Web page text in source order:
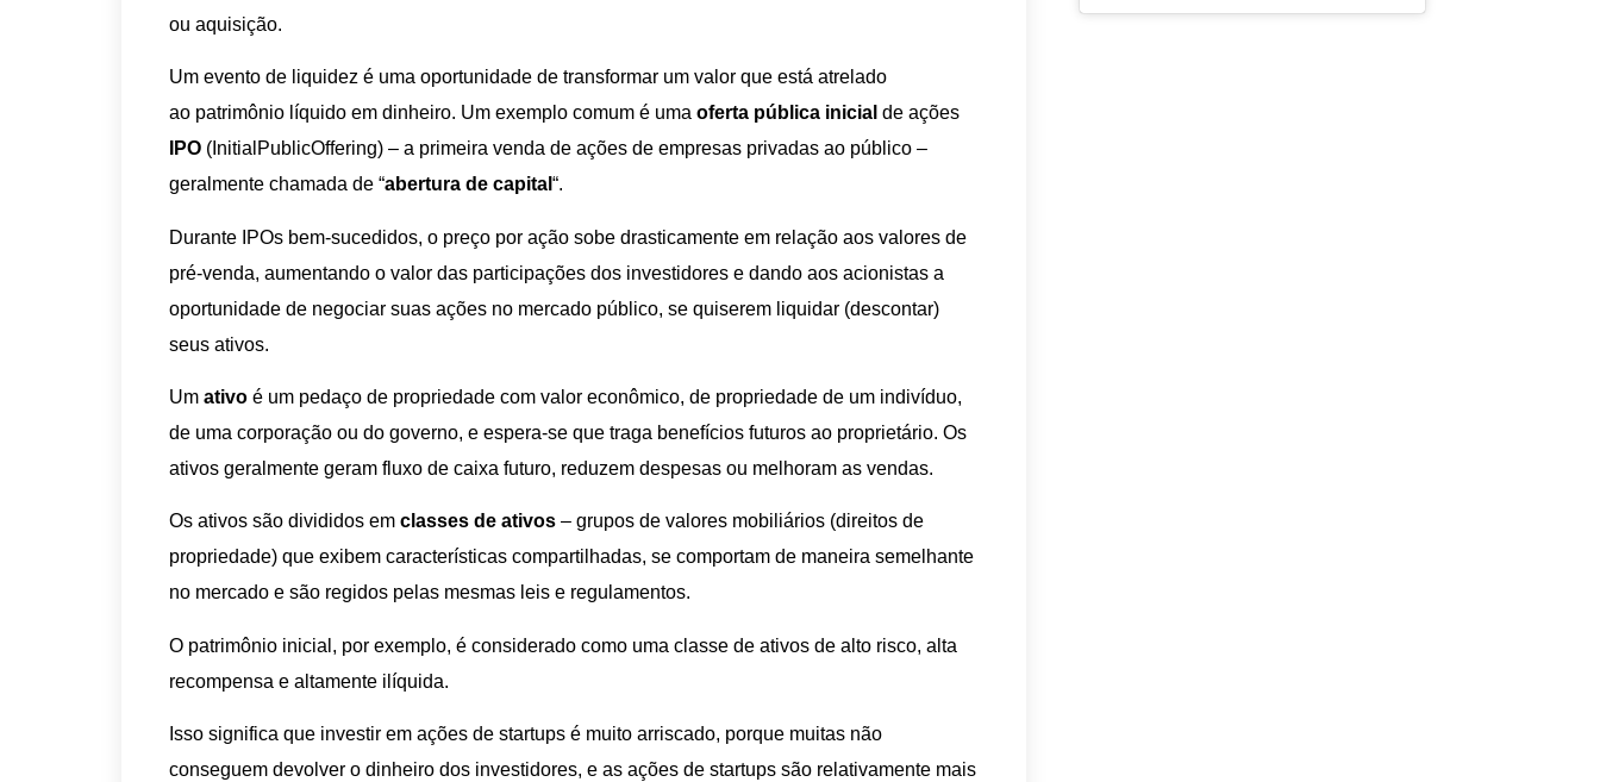
ou aquisição.
Um evento de liquidez é uma oportunidade de transformar um valor que está atrelado
ao patrimônio líquido em dinheiro. Um exemplo comum é uma oferta pública inicial de ações
IPO (InitialPublicOffering) – a primeira venda de ações de empresas privadas ao público –
geralmente chamada de “abertura de capital “.
Durante IPOs bem-sucedidos, o preço por ação sobe drasticamente em relação aos valores de
pré-venda, aumentando o valor das participações dos investidores e dando aos acionistas a
oportunidade de negociar suas ações no mercado público, se quiserem liquidar (descontar)
seus ativos.
Um ativo é um pedaço de propriedade com valor econômico, de propriedade de um indivíduo,
de uma corporação ou do governo, e espera-se que traga benefícios futuros ao proprietário. Os
ativos geralmente geram fluxo de caixa futuro, reduzem despesas ou melhoram as vendas.
Os ativos são divididos em classes de ativos – grupos de valores mobiliários (direitos de
propriedade) que exibem características compartilhadas, se comportam de maneira semelhante
no mercado e são regidos pelas mesmas leis e regulamentos.
O patrimônio inicial, por exemplo, é considerado como uma classe de ativos de alto risco, alta
recompensa e altamente ilíquida.
Isso significa que investir em ações de startups é muito arriscado, porque muitas não
conseguem devolver o dinheiro dos investidores, e as ações de startups são relativamente mais